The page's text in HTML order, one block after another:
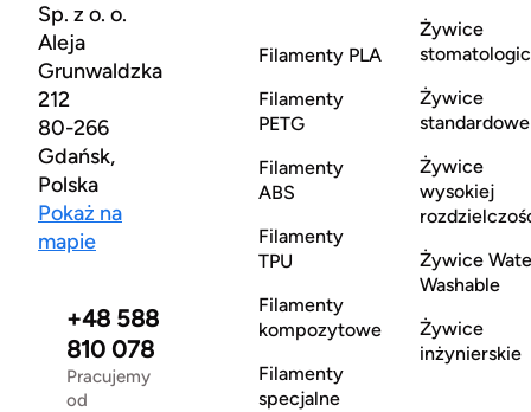
Sp. z o. o.
Aleja
Grunwaldzka
212
80-266
Gdańsk,
Polska
Pokaż na
mapie
+48 588
810 078
Pracujemy
od
Filamenty PLA
Filamenty
PETG
Filamenty
ABS
Filamenty
TPU
Filamenty
kompozytowe
Filamenty
specjalne
Żywice
Żywice
standardowe
Żywice
wysokiej
Żywice
Washable
Żywice
inżynierskie